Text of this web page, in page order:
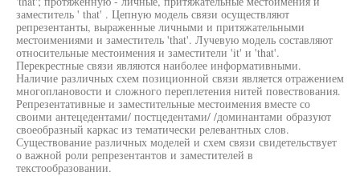
заместитель ' that' . Цепную модель связи осуществляют
репрезентанты, выраженные личными и притяжательными
местоимениями и заместитель 'that'. Лучевую модель составляют
относительные местоимения и заместители 'it' и 'that'.
Перекрестные связи являются наиболее информативными.
Наличие различных схем позиционной связи является отражением
многоплановости и сложного переплетения нитей повествования.
Репрезентативные и заместительные местоимения вместе со
своими антецедентами/ постцедентами/ /доминантами образуют
своеобразный каркас из тематически релевантных слов.
Существование различных моделей и схем связи свидетельствует
о важной роли репрезентантов и заместителей в
текстообразовании.